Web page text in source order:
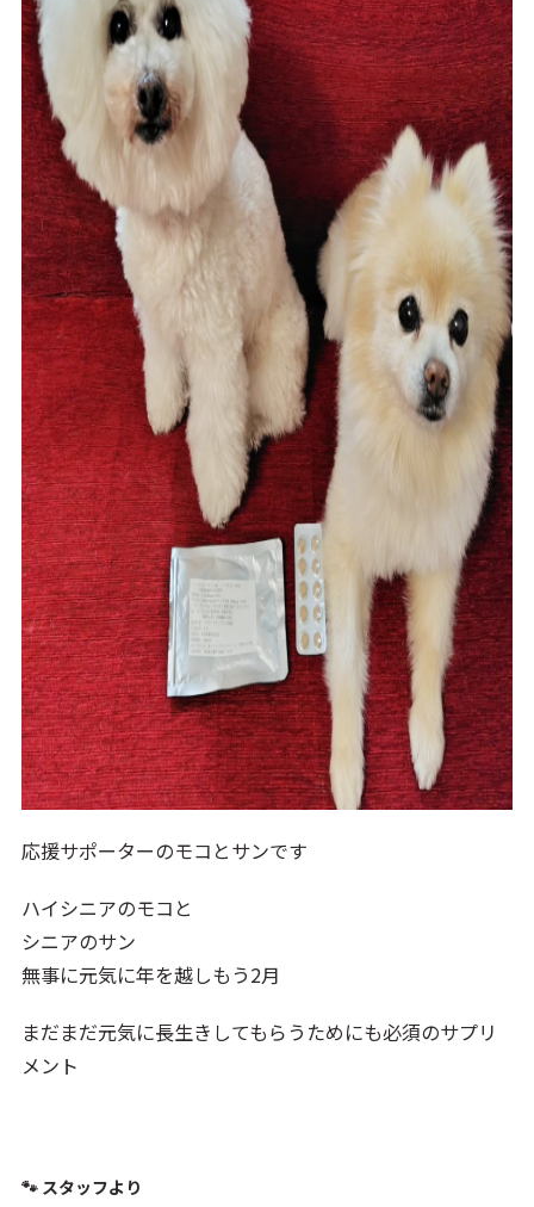
応援サポーターのモコとサンです
ハイシニアのモコと
シニアのサン
無事に元気に年を越しもう2月
まだまだ元気に長生きしてもらうためにも必須のサプリ
メント
🐾 スタッフより